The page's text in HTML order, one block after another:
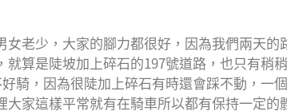
老少，大家的腳力都很好，因為我們兩天的
算是陡坡加上碎石的197號道路，也只有稍
騎，因為很陡加上碎石有時還會踩不動，一
家這樣平常就有在騎車所以都有保持一定的